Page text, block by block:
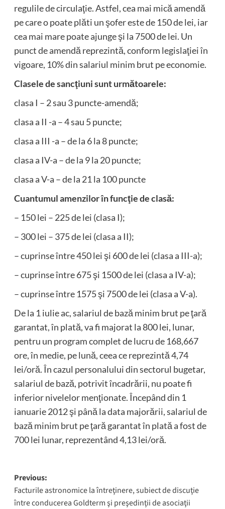
regulile de circulaţie. Astfel, cea mai mică amendă
pe care o poate plăti un şofer este de 150 de lei, iar
cea mai mare poate ajunge şi la 7500 de lei. Un
punct de amendă reprezintă, conform legislaţiei în
vigoare, 10% din salariul minim brut pe economie.
Clasele de sancţiuni sunt următoarele:
clasa I – 2 sau 3 puncte-amendă;
clasa a II -a – 4 sau 5 puncte;
clasa a III -a – de la 6 la 8 puncte;
clasa a IV-a – de la 9 la 20 puncte;
clasa a V-a – de la 21 la 100 puncte
Cuantumul amenzilor în funcţie de clasă:
– 150 lei – 225 de lei (clasa I);
– 300 lei – 375 de lei (clasa a II);
– cuprinse între 450 lei şi 600 de lei (clasa a III-a);
– cuprinse între 675 şi 1500 de lei (clasa a IV-a);
– cuprinse între 1575 şi 7500 de lei (clasa a V-a).
De la 1 iulie ac, salariul de bază minim brut pe ţară
garantat, în plată, va fi majorat la 800 lei, lunar,
pentru un program complet de lucru de 168,667
ore, în medie, pe lună, ceea ce reprezintă 4,74
lei/oră. În cazul personalului din sectorul bugetar,
salariul de bază, potrivit încadrării, nu poate fi
inferior nivelelor menţionate. Începând din 1
ianuarie 2012 şi până la data majorării, salariul de
bază minim brut pe ţară garantat în plată a fost de
700 lei lunar, reprezentând 4,13 lei/oră.
Post
navigation
Previous:
Facturile astronomice la întreţinere, subiect de discuţie
între conducerea Goldterm şi preşedinţii de asociaţii